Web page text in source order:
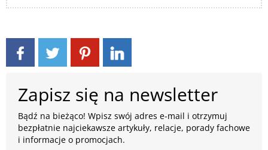
Zapisz się na newsletter
Bądź na bieżąco! Wpisz swój adres e-mail i otrzymuj
bezpłatnie najciekawsze artykuły, relacje, porady fachowe
i informacje o promocjach.